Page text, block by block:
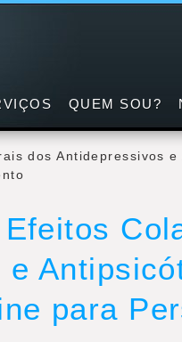
dos Antidepressivos
para
QUEM SOU?